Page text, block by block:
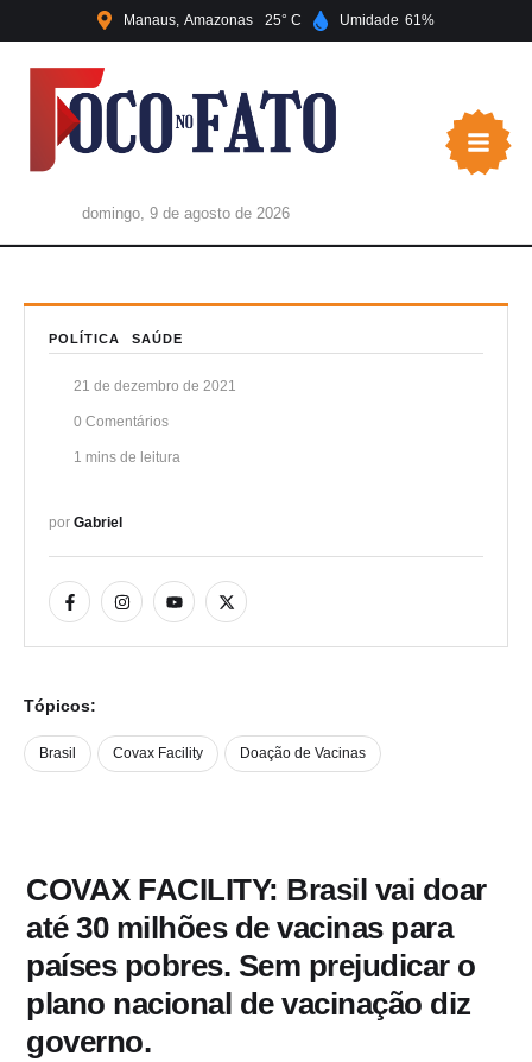
Manaus Amazonas 25 Umidade 61
domingo, 9 de agosto de 2026
POLÍTICA SAÚDE
21 de dezembro de 2021
0 Comentários
1 mins de leitura
por Gabriel
Tópicos:
Brasil Covax Facility Doação de Vacinas
COVAX FACILITY: Brasil vai doar
até 30 milhões de vacinas para
países pobres. Sem prejudicar o
plano nacional de vacinação diz
governo.